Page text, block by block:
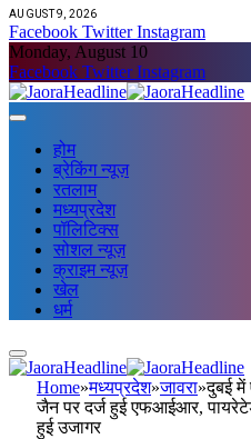
AUGUST 9, 2026
Facebook Twitter Instagram
Monday, August 10
Facebook Twitter Instagram
होम
ब्रेकिंग न्यूज़
रतलाम
मध्यप्रदेश
पॉलिटिक्स
सोशल न्यूज़
क्राइम न्यूज़
खेल
धर्म
Home»मध्यप्रदेश»जावरा»दुबई में
जैन पर दर्ज हुई एफआईआर,
हुई उजागर